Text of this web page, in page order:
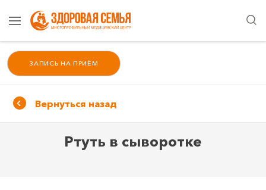
ЗАПИСЬ НА ПРИЁМ
Вернуться назад
Ртуть в сыворотке